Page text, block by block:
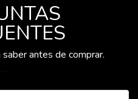
antes de comprar.